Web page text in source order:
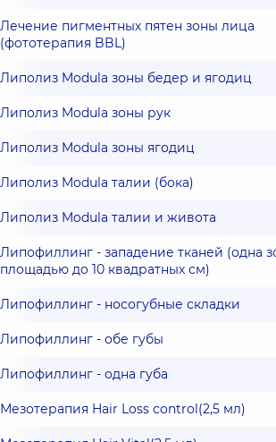
Лечение пигментных пятен зоны лица
(фототерапия BBL)
Липолиз Modula зоны бедер и ягодиц
Липолиз Modula зоны рук
Липолиз Modula зоны ягодиц
Липолиз Modula талии (бока)
Липолиз Modula талии и живота
Липофиллинг - западение тканей (одна
площадью до 10 квадратных см)
Липофиллинг - носогубные складки
Липофиллинг - обе губы
Липофиллинг - одна губа
Мезотерапия Hair Loss control(2,5 мл)